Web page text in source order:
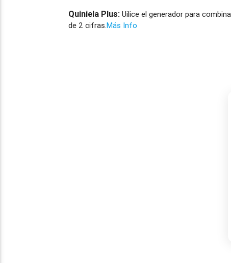
Quiniela Plus: Uilice el generador para
de 2 cifras.Más Info